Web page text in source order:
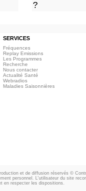
?
SERVICES
Fréquences
Replay Emissions
Les Programmes
Recherche
Nous contacter
Actualité Santé
Webradios
Maladies Saisonnières
et de diffusion réservés ©
personnel. L'utilisateur du site
en respecter les dispositions.